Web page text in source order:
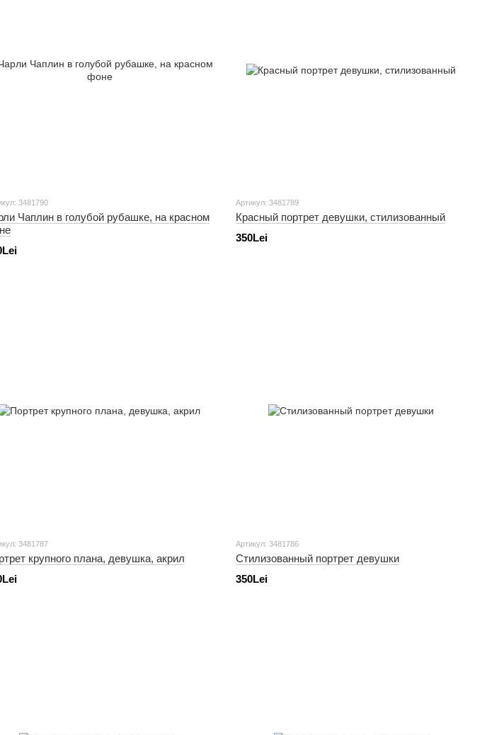
3481790
Чаплин в голубой рубашке, на красном
Артикул: 3481789
Красный портрет девушки, стилизованный
350Lei
3481787
крупного плана, девушка, акрил
Артикул: 3481786
Стилизованный портрет девушки
350Lei